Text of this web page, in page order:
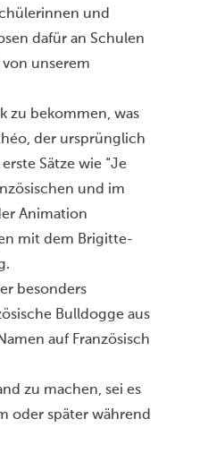
und
dafür an Schulen
unserem
zu bekommen, was
der ursprünglich
Sätze wie “Je
und im
Animation
mit dem Brigitte-
besonders
Bulldogge aus
auf Französisch
zu machen, sei es
oder später während